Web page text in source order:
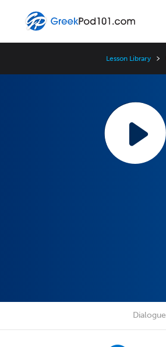
Lesson Library
Dialogue